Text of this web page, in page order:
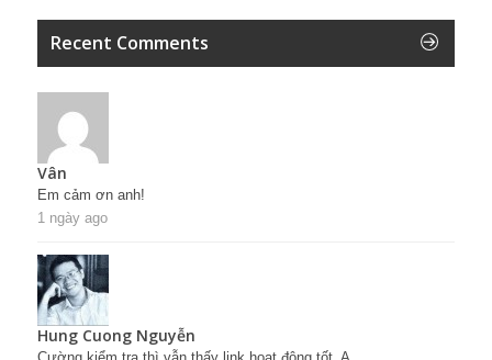
Recent Comments
Vân
Em cảm ơn anh!
1 ngày ago
Hung Cuong Nguyễn